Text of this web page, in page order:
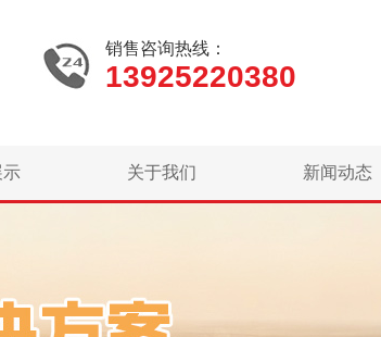
销售咨询热线：
13925220380
示 关于我们 新闻动态